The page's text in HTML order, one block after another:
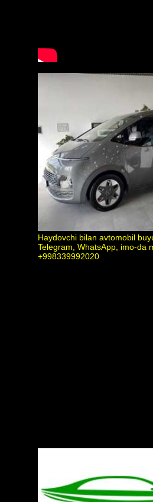
Haydovchi bilan avtomobil
Telegram, WhatsApp, imo-da
+998339992020